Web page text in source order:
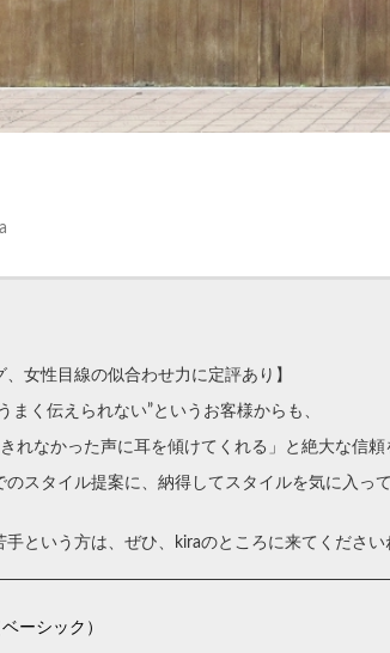
、女性目線の似合わせ力に定評あり】
まく伝えられない”というお客様からも、
れなかった声に耳を傾けてくれる」と絶大な信頼
のスタイル提案に、納得してスタイルを気に入っ
という方は、ぜひ、kiraのところに来てください
ーシック）